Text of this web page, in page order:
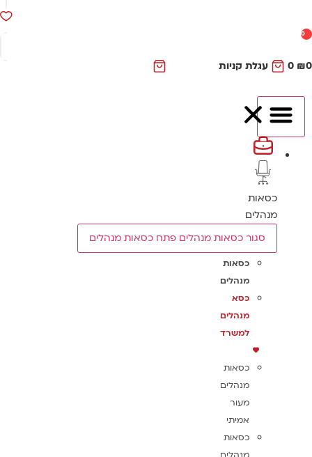
0
₪
0 עגלת קניות
כסאות
מנהלים
סגור כסאות מנהלים פתח כסאות מנהלים
כסאות
מנהלים
כסא
מנהלים
למשרד
כסאות
מנהלים
מעור
אמיתי
כסאות